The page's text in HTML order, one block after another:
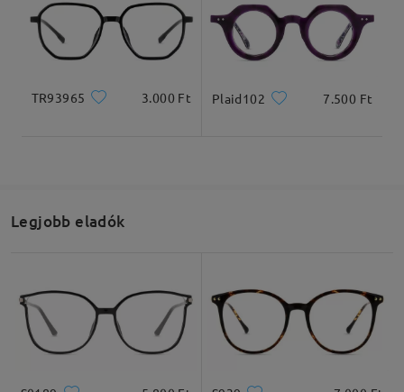
TR93965 3.000 Ft Plaid102 7.500 Ft
Legjobb eladók